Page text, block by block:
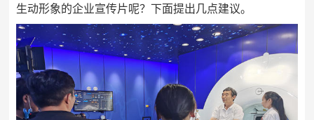
生动形象的企业宣传片呢？下面提出几点建议。